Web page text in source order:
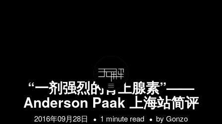
“一剂强烈的肾上腺素”——
Anderson Paak 上海站简评
2016年09月28日 1 minute read by Gonzo